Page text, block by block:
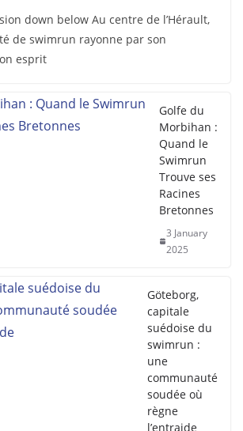
down below Au centre de l’Hérault,
de swimrun rayonne par son
esprit
Golfe du
Morbihan :
Quand le
Swimrun
Trouve ses
Racines
Bretonnes
3 January
2025
Göteborg,
capitale
suédoise du
swimrun :
une
communauté
soudée où
règne
l’entraide